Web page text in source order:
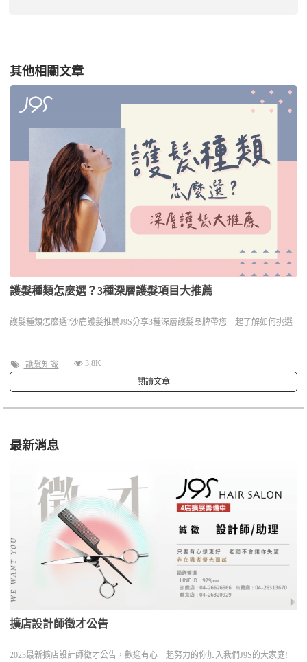
其他相關文章
護髮種類怎麼選？3種深層護髮項目大推薦
護髮種類怎麼選?沙鹿護髮推薦J9S分享3種深層護髮品牌帶您一起了解如何挑選
護髮知識
3.8K
閱讀文章
最新消息
擴店設計師徵才公告
2023最新擴店設計師徵才公告，歡迎有心一起努力的你加入我們J9S的大家庭!